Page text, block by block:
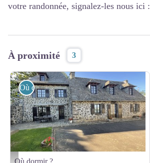
votre randonnée, signalez-les nous ici :
À proximité 3
mme Siozade
Où dormir ?
Où dormir ?